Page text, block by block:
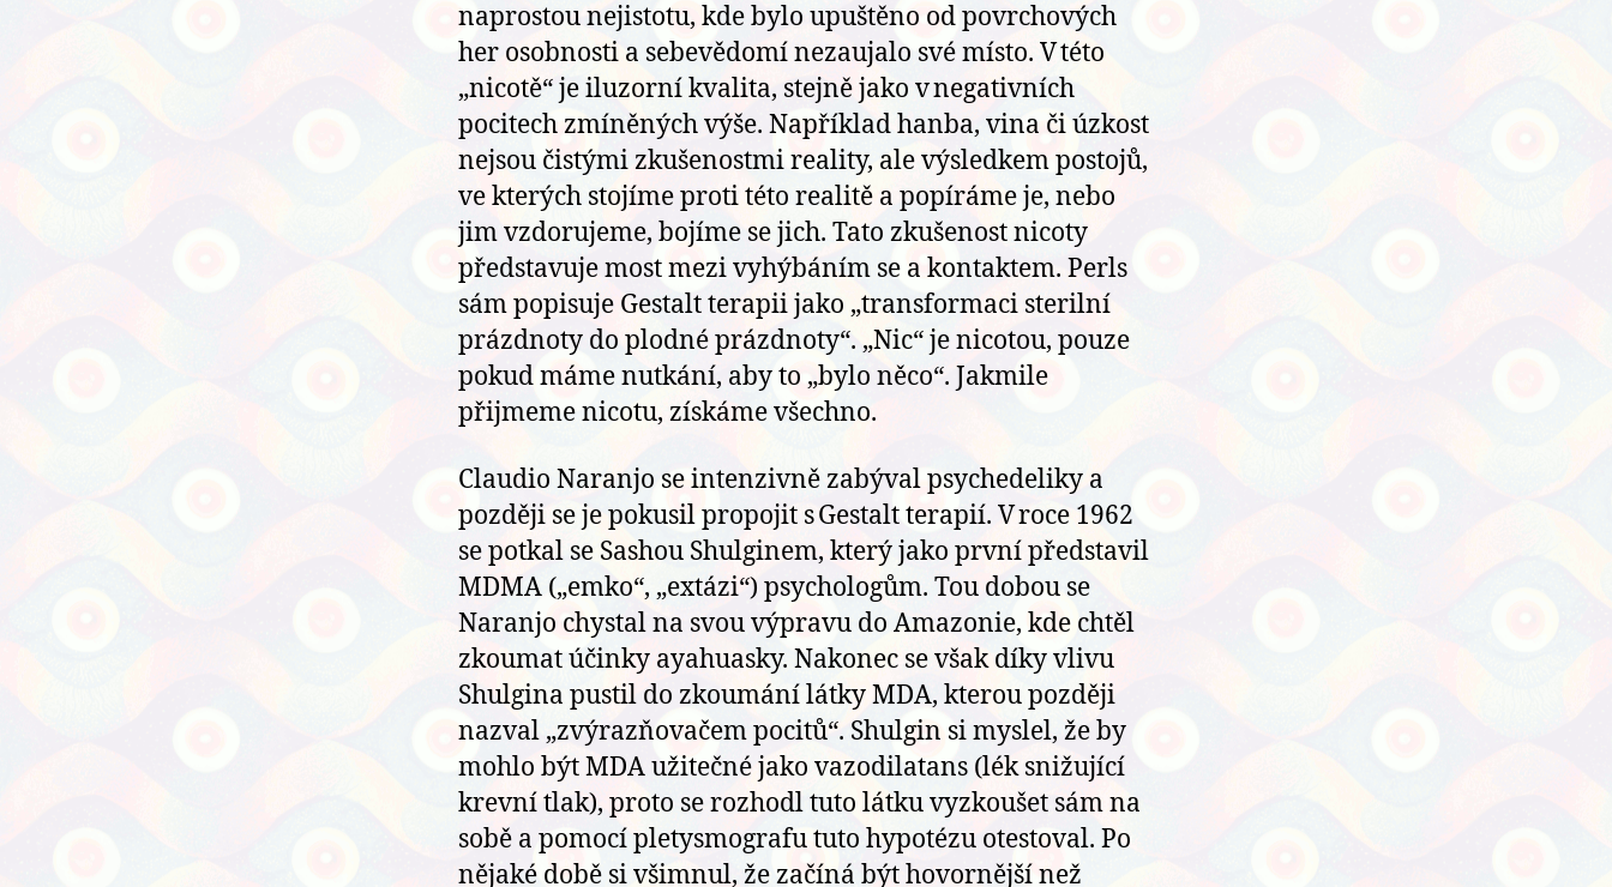
naprostou nejistotu, kde bylo upuštěno od povrchových
her osobnosti a sebevědomí nezaujalo své místo. V této
„nicotě“ je iluzorní kvalita, stejně jako v negativních
pocitech zmíněných výše. Například hanba, vina či úzkost
nejsou čistými zkušenostmi reality, ale výsledkem postojů,
ve kterých stojíme proti této realitě a popíráme je, nebo
jim vzdorujeme, bojíme se jich. Tato zkušenost nicoty
představuje most mezi vyhýbáním se a kontaktem. Perls
sám popisuje Gestalt terapii jako „transformaci sterilní
prázdnoty do plodné prázdnoty“. „Nic“ je nicotou, pouze
pokud máme nutkání, aby to „bylo něco“. Jakmile
přijmeme nicotu, získáme všechno.
Claudio Naranjo se intenzivně zabýval psychedeliky a
později se je pokusil propojit s Gestalt terapií. V roce 1962
se potkal se Sashou Shulginem, který jako první představil
MDMA („emko“, „extázi“) psychologům. Tou dobou se
Naranjo chystal na svou výpravu do Amazonie, kde chtěl
zkoumat účinky ayahuasky. Nakonec se však díky vlivu
Shulgina pustil do zkoumání látky MDA, kterou později
nazval „zvýrazňovačem pocitů“. Shulgin si myslel, že by
mohlo být MDA užitečné jako vazodilatans (lék snižující
krevní tlak), proto se rozhodl tuto látku vyzkoušet sám na
sobě a pomocí pletysmografu tuto hypotézu otestoval. Po
nějaké době si všimnul, že začíná být hovornější než